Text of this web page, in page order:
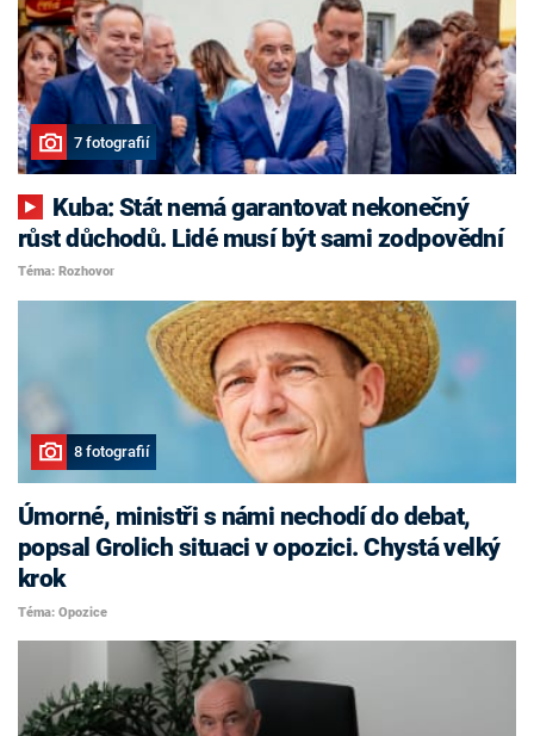
7 fotografií
růst důchodů. Lidé musí být sami zodpovědní
Téma: Rozhovor
8 fotografií
Úmorné, ministři s námi nechodí do debat,
popsal Grolich situaci v opozici. Chystá velký
krok
Téma: Opozice